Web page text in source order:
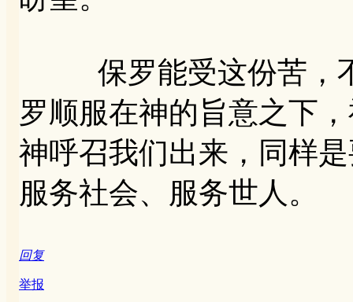
保罗能受这份苦，不
罗顺服在神的旨意之下
神呼召我们出来，同样
服务社会、服务世人。
回复
举报